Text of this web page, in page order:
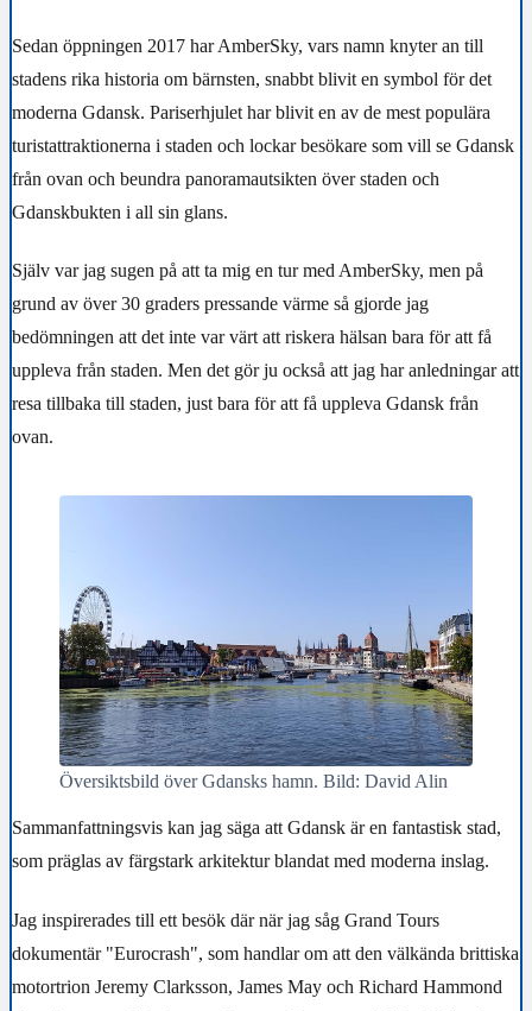
Sedan öppningen 2017 har AmberSky, vars namn knyter an till
stadens rika historia om bärnsten, snabbt blivit en symbol för det
moderna Gdansk. Pariserhjulet har blivit en av de mest populära
turistattraktionerna i staden och lockar besökare som vill se Gdansk
från ovan och beundra panoramautsikten över staden och
Gdanskbukten i all sin glans.
Själv var jag sugen på att ta mig en tur med AmberSky, men på
grund av över 30 graders pressande värme så gjorde jag
bedömningen att det inte var värt att riskera hälsan bara för att få
uppleva från staden. Men det gör ju också att jag har anledningar att
resa tillbaka till staden, just bara för att få uppleva Gdansk från
ovan.
Översiktsbild över Gdansks hamn. Bild: David Alin
Sammanfattningsvis kan jag säga att Gdansk är en fantastisk stad,
som präglas av färgstark arkitektur blandat med moderna inslag.
Jag inspirerades till ett besök där när jag såg Grand Tours
dokumentär "Eurocrash", som handlar om att den välkända brittiska
motortrion Jeremy Clarksson, James May och Richard Hammond